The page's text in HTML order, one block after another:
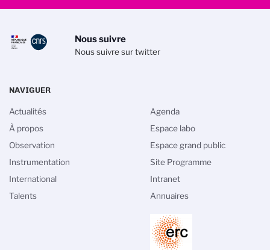
Nous suivre
Nous suivre sur twitter
NAVIGUER
Actualités
À propos
Observation
Instrumentation
International
Talents
Agenda
Espace labo
Espace grand public
Site Programme
Intranet
Annuaires